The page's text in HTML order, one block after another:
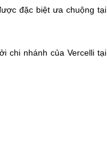
đặc biệt ưa chuộng tại
chi nhánh của Vercelli tại